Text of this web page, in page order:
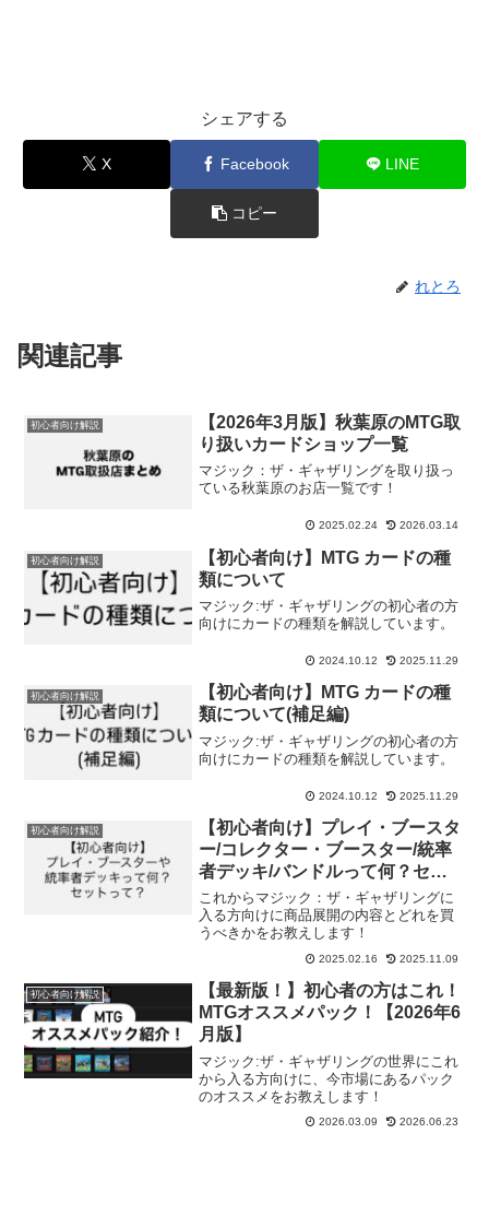
シェアする
X Facebook LINE
コピー
れとろ
関連記事
初心者向け解説
【2026年3月版】秋葉原のMTG取
り扱いカードショップ一覧
マジック：ザ・ギャザリングを取り扱っ
ている秋葉原のお店一覧です！
2025.02.24 2026.03.14
初心者向け解説
【初心者向け】MTG カードの種
類について
マジック:ザ・ギャザリングの初心者の方
向けにカードの種類を解説しています。
2024.10.12 2025.11.29
初心者向け解説
【初心者向け】MTG カードの種
類について(補足編)
マジック:ザ・ギャザリングの初心者の方
向けにカードの種類を解説しています。
2024.10.12 2025.11.29
初心者向け解説
【初心者向け】プレイ・ブースタ
ー/コレクター・ブースター/統率
者デッキ/バンドルって何？セッ
トって？
これからマジック：ザ・ギャザリングに
入る方向けに商品展開の内容とどれを買
うべきかをお教えします！
2025.02.16 2025.11.09
初心者向け解説
【最新版！】初心者の方はこれ！
MTGオススメパック！【2026年6
月版】
マジック:ザ・ギャザリングの世界にこれ
から入る方向けに、今市場にあるパック
のオススメをお教えします！
2026.03.09 2026.06.23